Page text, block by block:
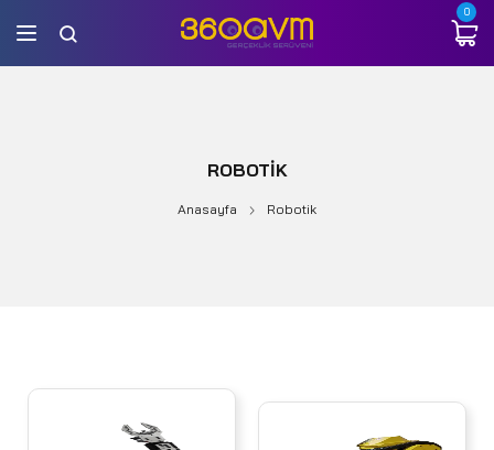
0
ROBOTIK
Anasayfa Robotik